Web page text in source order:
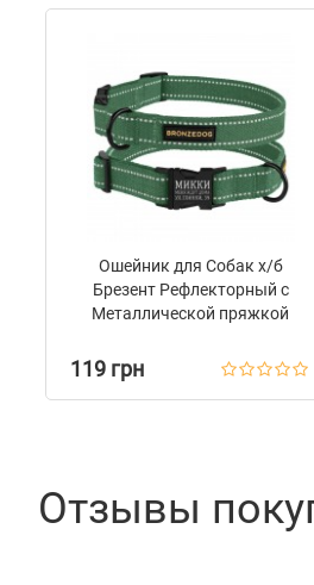
Ошейник для Собак х/б
Брезент Рефлекторный c
Металлической пряжкой
119 грн
Отзывы